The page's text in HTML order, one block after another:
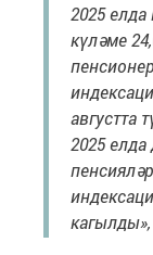
2025
күләме
августта
2025 елда